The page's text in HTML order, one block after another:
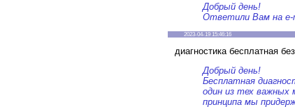
Добрый день!
Ответили Вам на e-
2023-04-19 15:46:16
диагностика бесплатная
Добрый день!
Бесплатная
один из тех важных
принципа мы